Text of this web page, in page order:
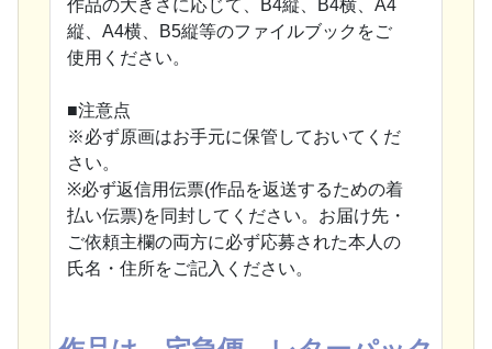
作品の大きさに応じて、B4縦、B4横、A4
縦、A4横、B5縦等のファイルブックをご
使用ください。
■注意点
※必ず原画はお手元に保管しておいてくだ
さい。
※必ず返信用伝票(作品を返送するための着
払い伝票)を同封してください。お届け先・
ご依頼主欄の両方に必ず応募された本人の
氏名・住所をご記入ください。